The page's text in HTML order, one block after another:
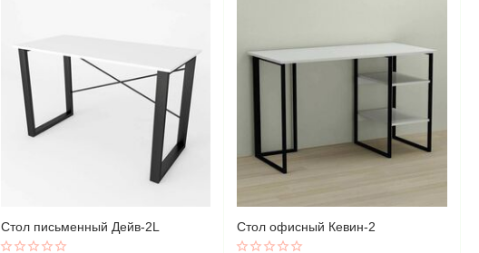
Стол письменный Дейв-2L Стол офисный Кевин-2